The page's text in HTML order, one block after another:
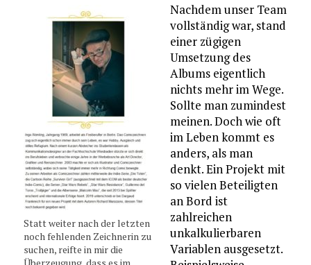
Statt weiter nach der letzten
noch fehlenden Zeichnerin zu
suchen, reifte in mir die
Überzeugung, dass es im
Nachdem unser Team
vollständig war, stand
einer zügigen
Umsetzung des
Albums eigentlich
nichts mehr im Wege.
Sollte man zumindest
meinen. Doch wie oft
im Leben kommt es
anders, als man
denkt. Ein Projekt mit
so vielen Beteiligten
an Bord ist
zahlreichen
unkalkulierbaren
Variablen ausgesetzt.